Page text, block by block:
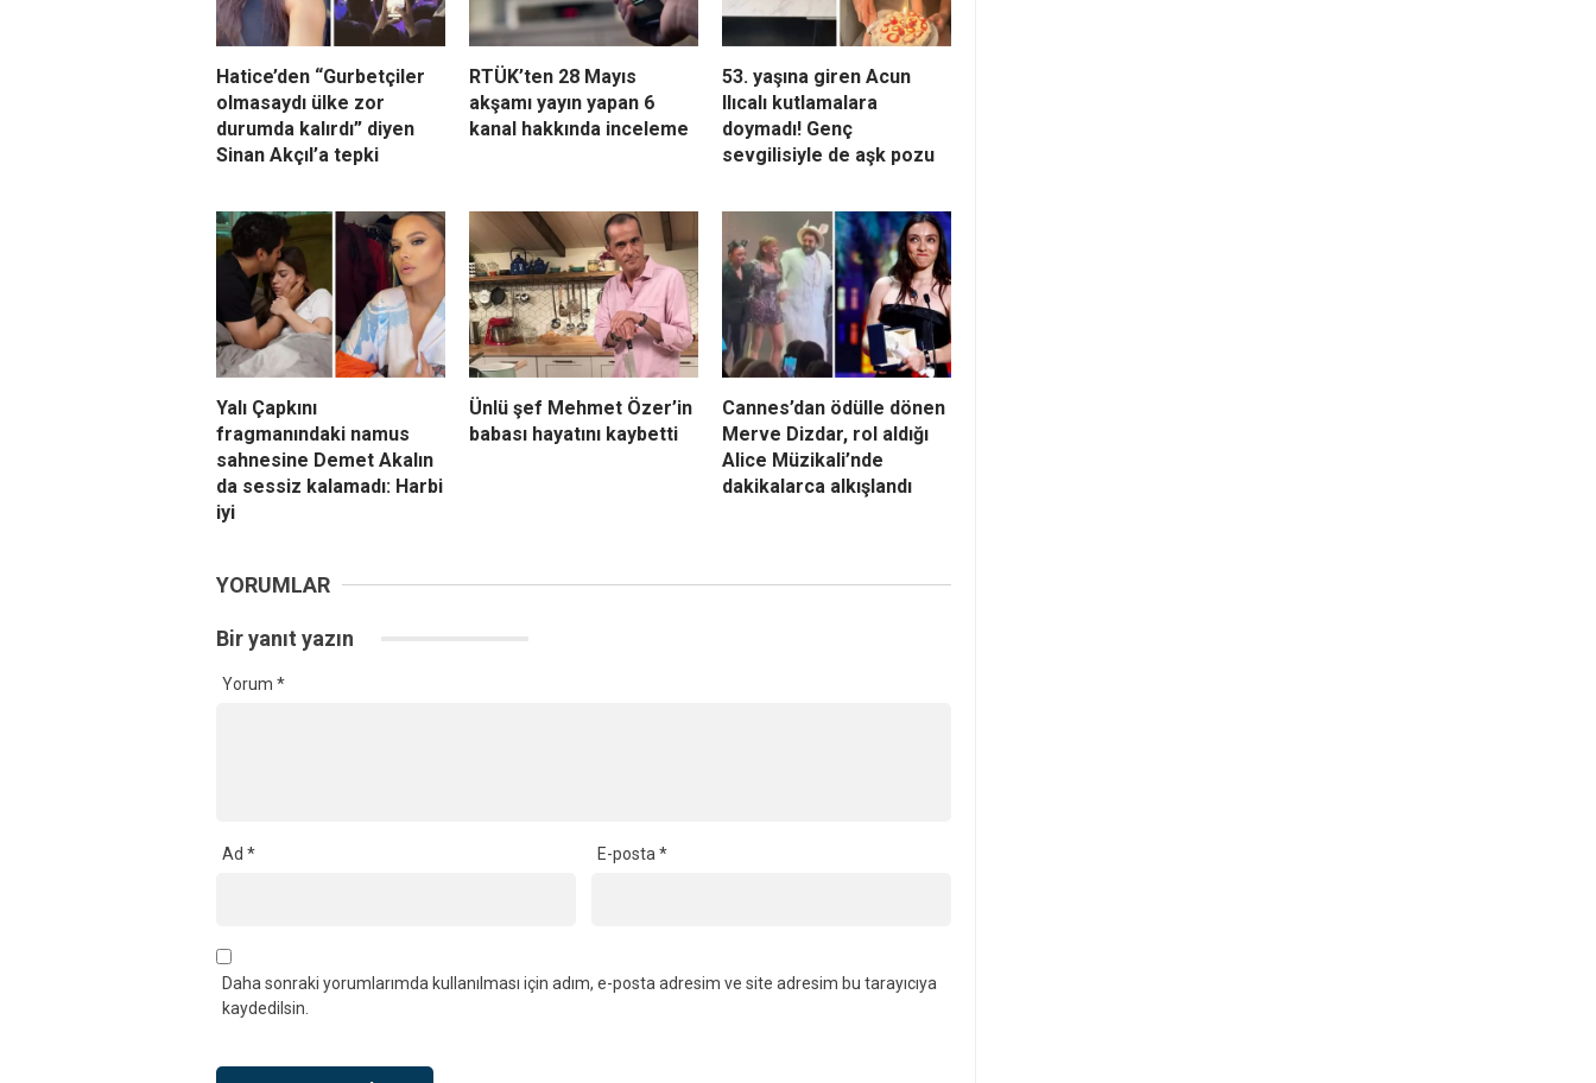
Hatice’den “Gurbetçiler
olmasaydı ülke zor
durumda kalırdı” diyen
Sinan Akçıl’a tepki
RTÜK’ten 28 Mayıs
akşamı yayın yapan 6
kanal hakkında inceleme
53. yaşına giren Acun
Ilıcalı kutlamalara
doymadı! Genç
sevgilisiyle de aşk pozu
Yalı Çapkını
fragmanındaki namus
sahnesine Demet Akalın
da sessiz kalamadı: Harbi
iyi
Ünlü şef Mehmet Özer’in
babası hayatını kaybetti
Cannes’dan ödülle dönen
Merve Dizdar, rol aldığı
Alice Müzikali’nde
dakikalarca alkışlandı
YORUMLAR
Bir yanıt yazın
Yorum *
Ad * E-posta *
Daha sonraki yorumlarımda kullanılması için adım, e-posta adresim ve site adresim bu tarayıcıya
kaydedilsin.